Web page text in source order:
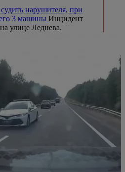
нарушителя, при
3 машины Инцидент
улице Леднева.